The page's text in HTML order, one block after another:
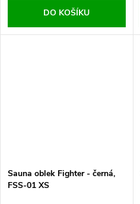
DO KOŠÍKU
Sauna oblek Fighter - černá,
FSS-01 XS